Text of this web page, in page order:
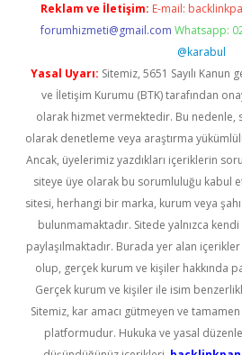
Reklam ve İletişim: E-mail:
forumhizmeti@gmail.com Whatsapp:
@karabul
Yasal Uyarı: Sitemiz, 5651 Sayılı
ve İletişim Kurumu (BTK) tarafından
olarak hizmet vermektedir. Bu
olarak denetleme veya araştırma
Ancak, üyelerimiz yazdıkları içeriklerin
siteye üye olarak bu sorumluluğu kabul
sitesi, herhangi bir marka, kurum veya
bulunmamaktadır. Sitede yalnızca kendi
paylaşılmaktadır. Burada yer alan
olup, gerçek kurum ve kişiler hakkında
Gerçek kurum ve kişiler ile isim
Sitemiz, kar amacı gütmeyen ve
platformudur. Hukuka ve yasal